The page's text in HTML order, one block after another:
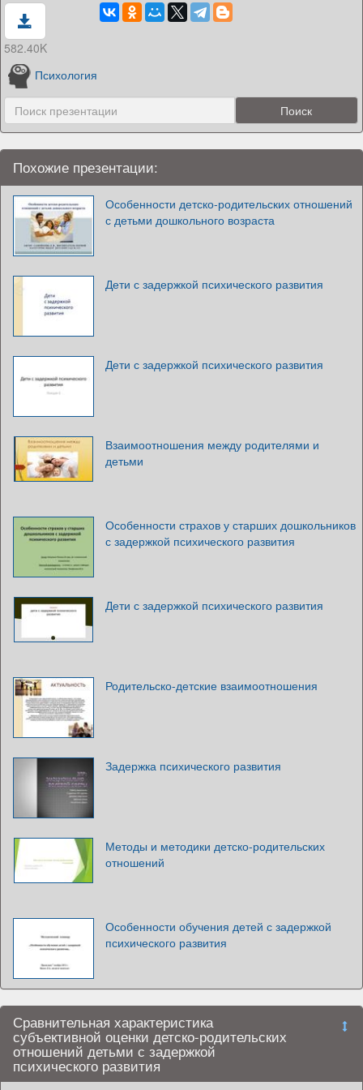
582.40K
Психология
Похожие презентации:
Особенности детско-родительских отношений
с детьми дошкольного возраста
Дети с задержкой психического развития
Дети с задержкой психического развития
Взаимоотношения между родителями и
детьми
Особенности страхов у старших дошкольников
с задержкой психического развития
Дети с задержкой психического развития
Родительско-детские взаимоотношения
Задержка психического развития
Методы и методики детско-родительских
отношений
Особенности обучения детей с задержкой
психического развития
Сравнительная характеристика
субъективной оценки детско-родительских
отношений детьми с задержкой
психического развития